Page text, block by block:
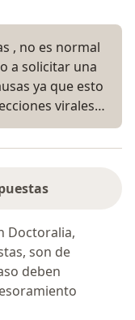
, no es normal
a solicitar una
ya que esto
virales…
Doctoralia,
son de
deben